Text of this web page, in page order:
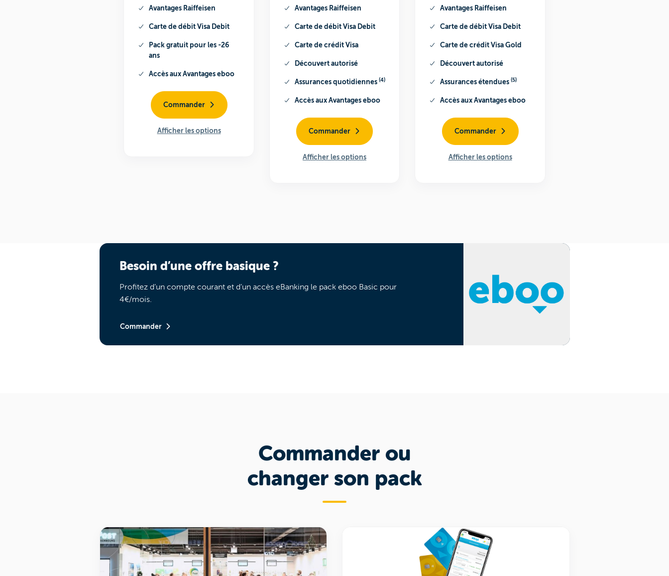
Avantages Raiffeisen
Carte de débitVisa Debit
Pack gratuit pour les -26
ans
Accès auxAvantages eboo
Commander
Afficher les options
Avantages Raiffeisen
Carte de débitVisa Debit
Carte de créditVisa
Découvert autorisé
Assurances quotidiennes (4)
Accès auxAvantages eboo
Commander
Afficher les options
Avantages Raiffeisen
Carte de débitVisa Debit
Carte de créditVisa Gold
Découvert autorisé
Assurances étendues (5)
Accès auxAvantages eboo
Commander
Afficher les options
Besoin d’une offre basique ?
Profitez d’un compte courant et d’un accès eBanking le pack eboo Basic pour
4€/mois.
Commander
Commander ou
changer son pack